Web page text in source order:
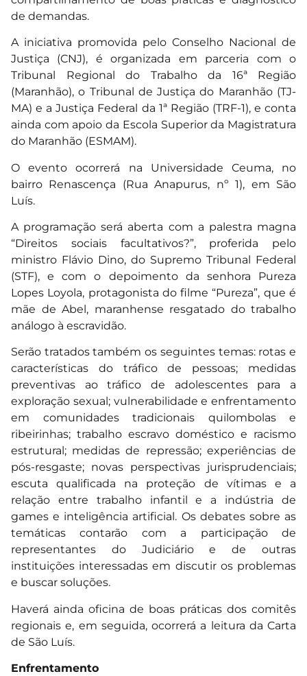
de demandas.
A iniciativa promovida pelo Conselho Nacional de
Justiça (CNJ), é organizada em parceria com o
Tribunal Regional do Trabalho da 16ª Região
(Maranhão), o Tribunal de Justiça do Maranhão (TJ-
MA) e a Justiça Federal da 1ª Região (TRF-1), e conta
ainda com apoio da Escola Superior da Magistratura
do Maranhão (ESMAM).
O evento ocorrerá na Universidade Ceuma, no
bairro Renascença (Rua Anapurus, nº 1), em São
Luís.
A programação será aberta com a palestra magna
“Direitos sociais facultativos?”, proferida pelo
ministro Flávio Dino, do Supremo Tribunal Federal
(STF), e com o depoimento da senhora Pureza
Lopes Loyola, protagonista do filme “Pureza”, que é
mãe de Abel, maranhense resgatado do trabalho
análogo à escravidão.
Serão tratados também os seguintes temas: rotas e
características do tráfico de pessoas; medidas
preventivas ao tráfico de adolescentes para a
exploração sexual; vulnerabilidade e enfrentamento
em comunidades tradicionais quilombolas e
ribeirinhas; trabalho escravo doméstico e racismo
estrutural; medidas de repressão; experiências de
pós-resgaste; novas perspectivas jurisprudenciais;
escuta qualificada na proteção de vítimas e a
relação entre trabalho infantil e a indústria de
games e inteligência artificial. Os debates sobre as
temáticas contarão com a participação de
representantes do Judiciário e de outras
instituições interessadas em discutir os problemas
e buscar soluções.
Haverá ainda oficina de boas práticas dos comitês
regionais e, em seguida, ocorrerá a leitura da Carta
de São Luís.
Enfrentamento